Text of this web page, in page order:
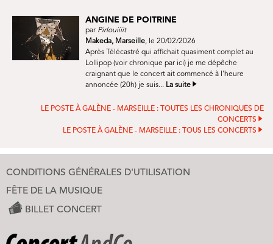
ANGINE DE POITRINE
par Pirlouiiiit
Makeda, Marseille, le 20/02/2026
Après Télécastré qui affichait quasiment complet au
Lollipop (voir chronique par ici) je me dépêche
craignant que le concert ait commencé à l'heure
annoncée (20h) je suis... La suite
LE POSTE À GALÈNE - MARSEILLE : TOUTES LES CHRONIQUES DE
CONCERTS
LE POSTE À GALÈNE - MARSEILLE : TOUS LES CONCERTS
CONDITIONS GÉNÉRALES D'UTILISATION
FÊTE DE LA MUSIQUE
BILLET CONCERT